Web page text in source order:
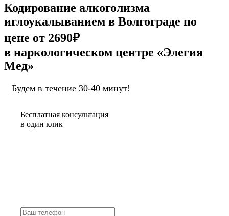
Кодирование алкоголизма
иглоукалыванием в Волгограде по
цене от 2690₽
в наркологическом центре «Элегия
Мед»
Будем в течение 30-40 минут!
Бесплатная консультация
в один клик